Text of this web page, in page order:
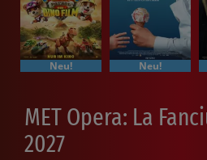
Neu! Neu!
MET Opera: La
2027